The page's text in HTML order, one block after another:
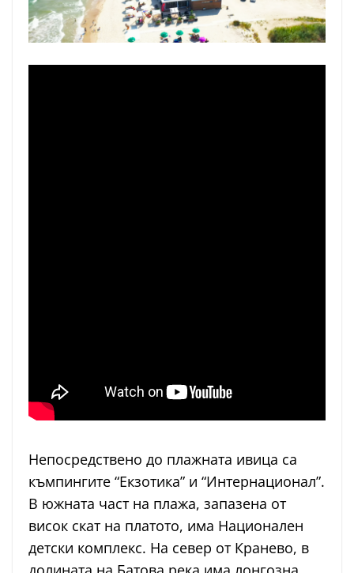
Непосредствено до плажната ивица са
къмпингите “Екзотика” и “Интернационал”.
В южната част на плажа, запазена от
висок скат на платото, има Национален
детски комплекс. На север от Кранево, в